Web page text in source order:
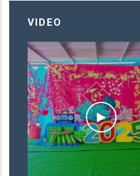
VIDEO